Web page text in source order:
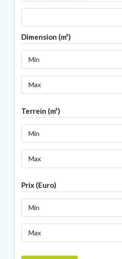
Dimension (m²)
Min
Max
Terrein (m²)
Min
Max
Prix (Euro)
Min
Max